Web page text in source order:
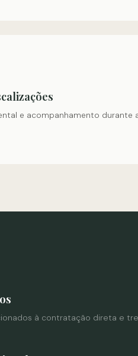
e acompanhamento durante
à contratação direta e